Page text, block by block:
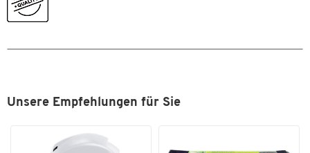
Unsere Empfehlungen für Sie